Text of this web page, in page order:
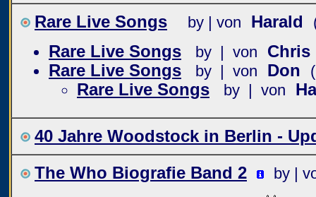
Rare Live Songs by | von Harald
Rare Live Songs by | von
Chris
Rare Live Songs
by | von Don
Rare Live Songs by | von
40 Jahre Woodstock in Berlin -
The Who Biografie Band 2
by |